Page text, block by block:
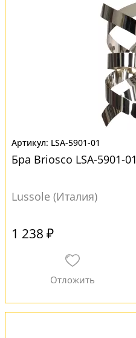
LSA-5901-01
Бра Briosco LSA-5901-01
Lussole (Италия)
1 238 ₽